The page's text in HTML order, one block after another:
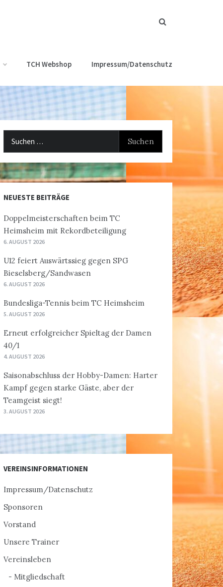
TCH Webshop Impressum/Datenschutz
NEUESTE BEITRÄGE
Doppelmeisterschaften beim TC
Heimsheim mit Rekordbeteiligung
6. AUGUST 2026
U12 feiert Auswärtssieg gegen SPG
Bieselsberg/Sandwasen
6. AUGUST 2026
Bundesliga-Tennis beim TC Heimsheim
5. AUGUST 2026
Erneut erfolgreicher Spieltag der Damen
40/1
4. AUGUST 2026
Saisonabschluss der Hobby-Damen: Harter
Kampf gegen starke Gäste, aber der
Teamgeist siegt!
3. AUGUST 2026
VEREINSINFORMATIONEN
Impressum/Datenschutz
Sponsoren
Vorstand
Unsere Trainer
Vereinsleben
Mitgliedschaft